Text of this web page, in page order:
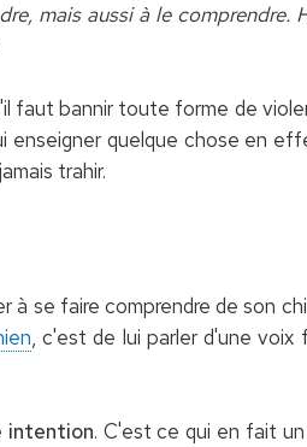
mais aussi à le comprendre.
faut bannir toute forme de
enseigner quelque chose en
trahir.
à se faire comprendre de son
, c'est de lui parler d'une voix
intention. C'est ce qui en fait